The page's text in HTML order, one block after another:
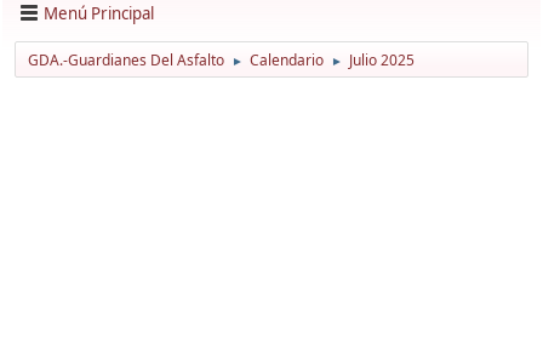
Menú Principal
GDA.-Guardianes Del Asfalto ► Calendario ► Julio 2025